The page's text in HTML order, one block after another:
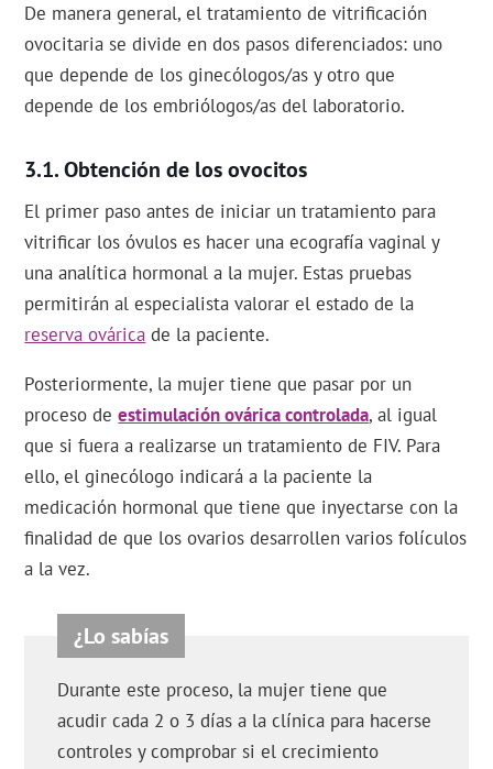
De manera general, el tratamiento de vitrificación
ovocitaria se divide en dos pasos diferenciados: uno
que depende de los ginecólogos/as y otro que
depende de los embriólogos/as del laboratorio.
Obtención de los ovocitos
El primer paso antes de iniciar un tratamiento para
vitrificar los óvulos es hacer una ecografía vaginal y
una analítica hormonal a la mujer. Estas pruebas
permitirán al especialista valorar el estado de la
reserva ovárica de la paciente.
Posteriormente, la mujer tiene que pasar por un
proceso deestimulación ovárica controlada, al igual
que si fuera a realizarse un tratamiento de FIV. Para
ello, el ginecólogo indicará a la paciente la
medicación hormonal que tiene que inyectarse con la
finalidad de que los ovarios desarrollen varios folículos
a la vez.
Durante este proceso, la mujer tiene que
acudir cada 2 o 3 días a la clínica para hacerse
controles y comprobar si el crecimiento